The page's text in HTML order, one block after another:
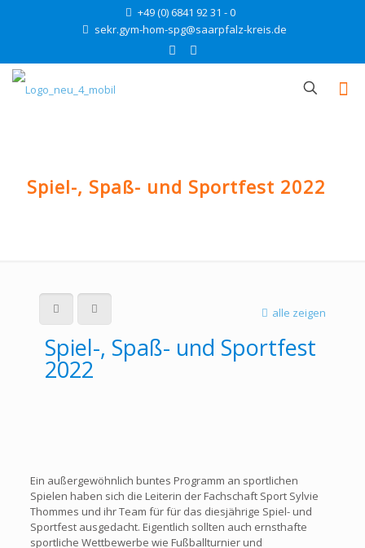
+49 (0) 6841 92 31 - 0
sekr.gym-hom-spg@saarpfalz-kreis.de
Spiel-, Spaß- und Sportfest 2022
alle zeigen
Spiel-, Spaß- und Sportfest
2022
Ein außergewöhnlich buntes Programm an sportlichen
Spielen haben sich die Leiterin der Fachschaft Sport Sylvie
Thommes und ihr Team für für das diesjährige Spiel- und
Sportfest ausgedacht. Eigentlich sollten auch ernsthafte
sportliche Wettbewerbe wie Fußballturnier und